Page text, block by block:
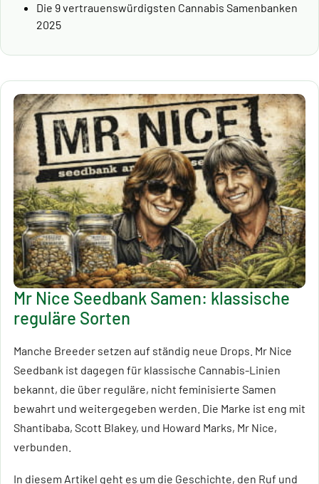
Die 9 vertrauenswürdigsten Cannabis Samenbanken
2025
Mr Nice Seedbank Samen: klassische
reguläre Sorten
Manche Breeder setzen auf ständig neue Drops. Mr Nice
Seedbank ist dagegen für klassische Cannabis-Linien
bekannt, die über reguläre, nicht feminisierte Samen
bewahrt und weitergegeben werden. Die Marke ist eng mit
Shantibaba, Scott Blakey, und Howard Marks, Mr Nice,
verbunden.
In diesem Artikel geht es um die Geschichte, den Ruf und